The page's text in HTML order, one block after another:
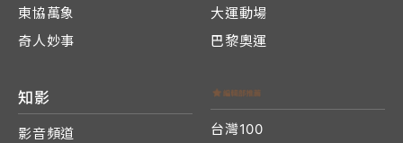
東協萬象
奇人妙事
大運動場
巴黎奧運
知影
影音頻道
台灣100